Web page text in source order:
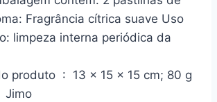
Fragrância cítrica suave Uso
limpeza interna periódica da
Dimensões do produto ‏ : ‎ 13 x 15 x 15 cm; 80 g
: ‎ Jimo